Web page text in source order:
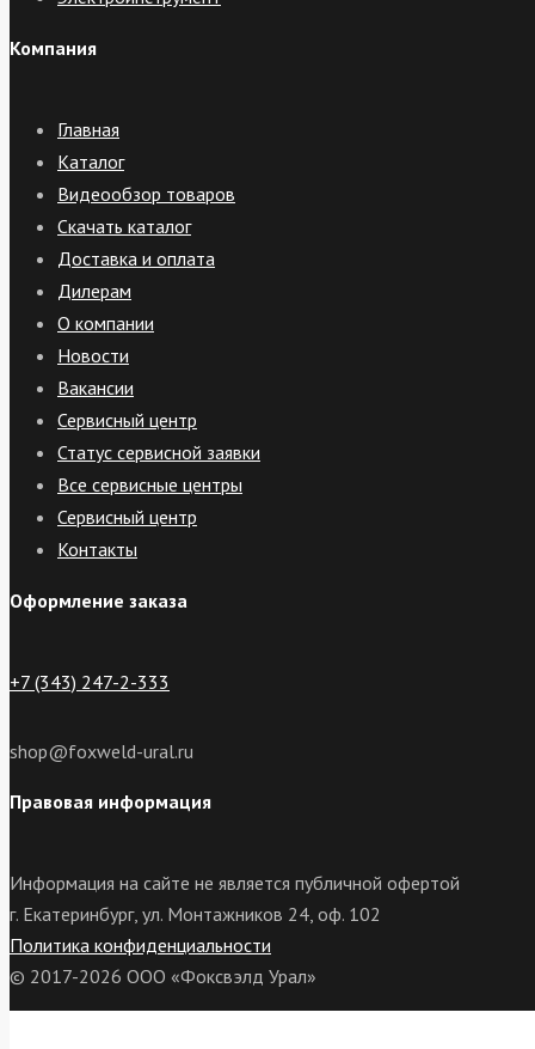
Компания
Главная
Каталог
Видеообзор товаров
Скачать каталог
Доставка и оплата
Дилерам
О компании
Новости
Вакансии
Сервисный центр
Статус сервисной заявки
Все сервисные центры
Сервисный центр
Контакты
Оформление заказа
+7 (343) 247-2-333
shop@foxweld-ural.ru
Правовая информация
Информация на сайте не является публичной офертой
г. Екатеринбург, ул. Монтажников 24, оф. 102
Политика конфиденциальности
© 2017-2026 ООО «Фоксвэлд Урал»